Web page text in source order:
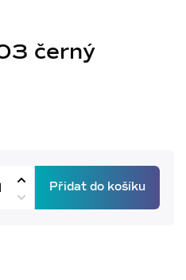
černý
Přidat do košíku